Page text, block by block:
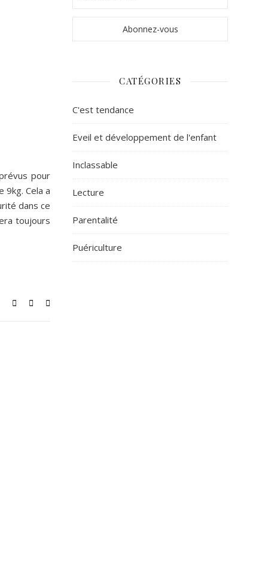
pour
9kg. Cela a
dans ce
toujours
CATÉGORIES
C'est tendance
Eveil et développement de l'enfant
Inclassable
Lecture
Parentalité
Puériculture